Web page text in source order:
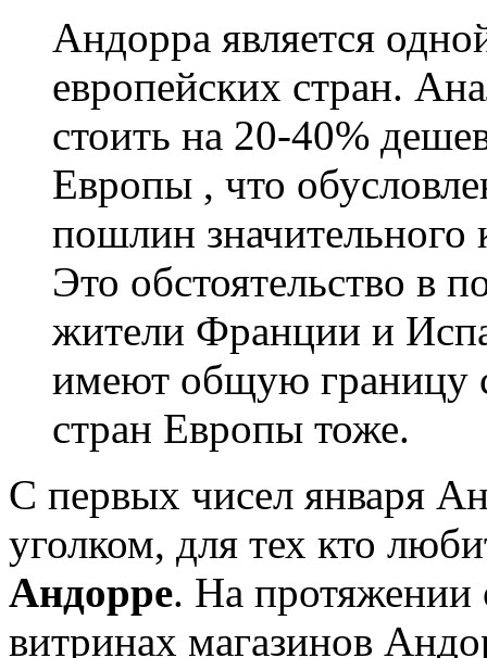
Андорра является
европейских стран.
стоить на 20-40%
Европы , что
пошлин значительного
Это обстоятельство в
жители Франции и
имеют общую границу
стран Европы тоже.
С первых чисел января
уголком, для тех кто
Андорре. На протяжении
витринах магазинов